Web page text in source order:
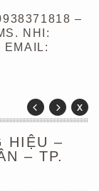
–
NHI:
HIỆU –
– TP.